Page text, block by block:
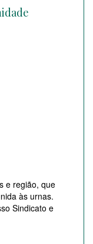
e região, que
às urnas.
Sindicato e